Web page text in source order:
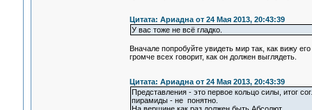
Цитата: Ариадна от 24 Мая 2013, 20:43:39
У вас тоже не всё гладко.
Вначале попробуйте увидеть мир так, как вижу
громче всех говорит, как он должен выглядеть.
Цитата: Ариадна от 24 Мая 2013, 20:43:39
Представления - это первое кольцо силы, итог
пирамиды - не понятно.